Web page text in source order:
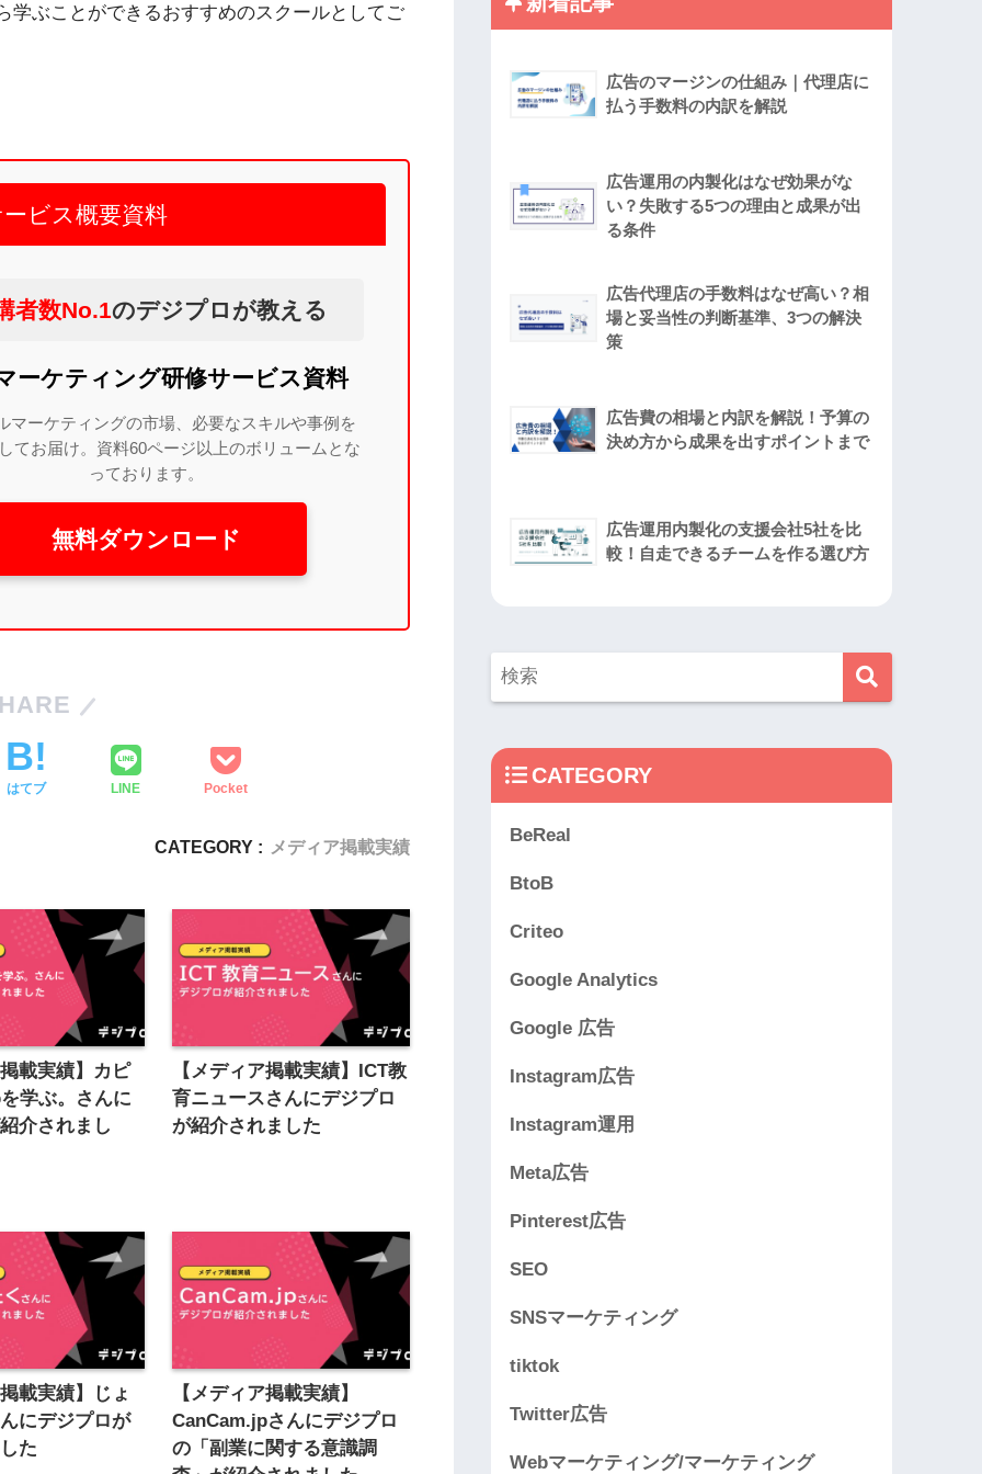
学ぶことができるおすすめのスクールとしてご
ビス概要資料
者数No.1のデジプロが教える
ーケティング研修サービス資料
ーケティングの市場、必要なスキルや事例を
てお届け。資料60ページ以上のボリュームとな
っております。
無料ダウンロード
はてブ LINE Pocket
CATEGORY : メディア掲載実績
載実績】カピ
学ぶ。さんに
介されまし
【メディア掲載実績】ICT教
育ニュースさんにデジプロ
が紹介されました
載実績】じょ
にデジプロが
た
【メディア掲載実績】
CanCam.jpさんにデジプロ
の「副業に関する意識調
広告のマージンの仕組み｜代理店に
払う手数料の内訳を解説
広告運用の内製化はなぜ効果がな
い？失敗する5つの理由と成果が出
る条件
広告代理店の手数料はなぜ高い？相
場と妥当性の判断基準、3つの解決
策
広告費の相場と内訳を解説！予算の
決め方から成果を出すポイントまで
広告運用内製化の支援会社5社を比
較！自走できるチームを作る選び方
CATEGORY
BeReal
BtoB
Criteo
Google Analytics
Google 広告
Instagram広告
Instagram運用
Meta広告
Pinterest広告
SEO
SNSマーケティング
tiktok
Twitter広告
Webマーケティング/マーケティング